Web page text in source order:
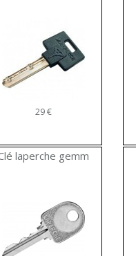
29 €
laperche gemm